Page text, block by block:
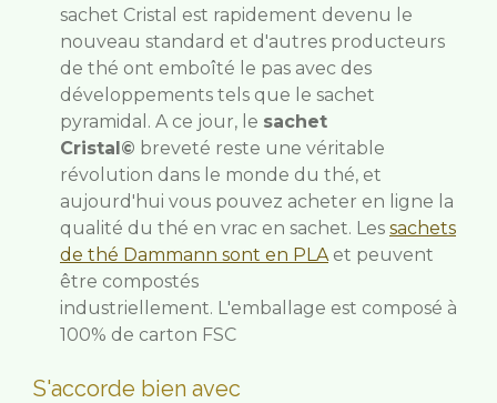
sachet Cristal est rapidement devenu le
nouveau standard et d'autres producteurs
de thé ont emboîté le pas avec des
développements tels que le sachet
pyramidal. A ce jour, le sachet
Cristal© breveté reste une véritable
révolution dans le monde du thé, et
aujourd'hui vous pouvez acheter en ligne la
qualité du thé en vrac en sachet. Les sachets
de thé Dammann sont en PLA et peuvent
être compostés
industriellement. L'emballage est composé à
100% de carton FSC
S'accorde bien avec